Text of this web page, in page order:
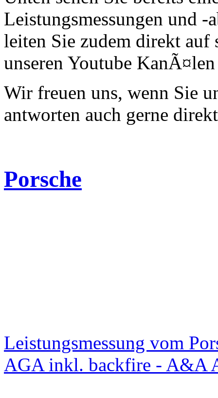
Leistungsmessungen und -
leiten Sie zudem direkt auf
unseren Youtube
Wir freuen uns, wenn Sie
antworten auch gerne
Porsche
Leistungsmessung vom
AGA inkl. backfire - A&A